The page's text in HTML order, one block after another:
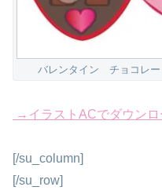
バレンタイン チョコレー
→イラストACでダウンロ
[/su_column]
[/su_row]